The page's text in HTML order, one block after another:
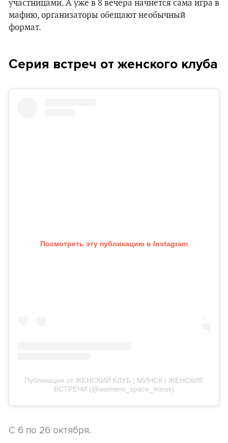
участницами. А уже в 8 вечера начнется сама игра в
мафию, организаторы обещают необычный
формат.
Серия встреч от женского клуба
Посмотреть эту публикацию в Instagram
Публикация от ЖЕНСКИЙ КЛУБ | МИНСК | ЖЕНСКИЕ
ВСТРЕЧИ (@womens_space_minsk)
С 6 по 26 октября.